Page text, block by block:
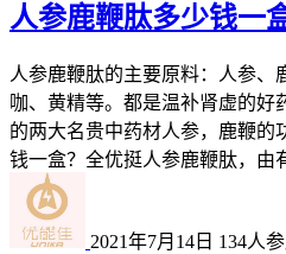
人参鹿鞭肽多少钱一
人参鹿鞭肽的主要原料：人参、
咖、黄精等。都是温补肾虚的好
的两大名贵中药材人参，鹿鞭的
钱一盒？全优挺人参鹿鞭肽，由
2021年7月14日 134人